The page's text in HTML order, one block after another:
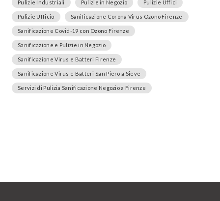
Pulizie Industriali Pulizie in Negozio Pulizie Uffici
Pulizie Ufficio Sanificazione Corona Virus Ozono Firenze
Sanificazione Covid-19 con Ozono Firenze
Sanificazione e Pulizie in Negozio
Sanificazione Virus e Batteri Firenze
Sanificazione Virus e Batteri San Piero a Sieve
Servizi di Pulizia Sanificazione Negozio a Firenze